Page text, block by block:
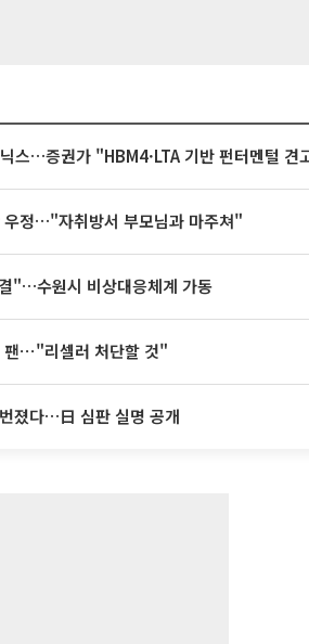
스…증권가 "HBM4·LTA 기반 펀터멘털 견
정…"자취방서 부모님과 마주쳐"
"…수원시 비상대응체계 가동
팬⋯"리셀러 처단할 것"
졌다…日 심판 실명 공개